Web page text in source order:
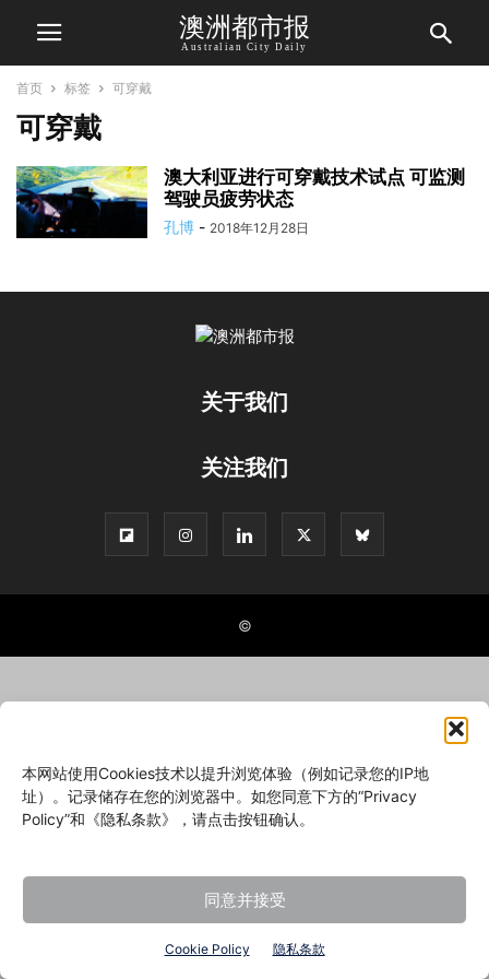
本网站使用Cookies技术以提升浏览体验（例如记录您的IP地
址）。记录储存在您的浏览器中。如您同意下方的“Privacy
Policy”和《隐私条款》，请点击按钮确认。
同意并接受
Cookie Policy 隐私条款
澳洲都市报
Australian City Daily
首页 标签 可穿戴
可穿戴
澳大利亚进行可穿戴技术试点 可监测
驾驶员疲劳状态
孔博 - 2018年12月28日
关于我们
关注我们
©